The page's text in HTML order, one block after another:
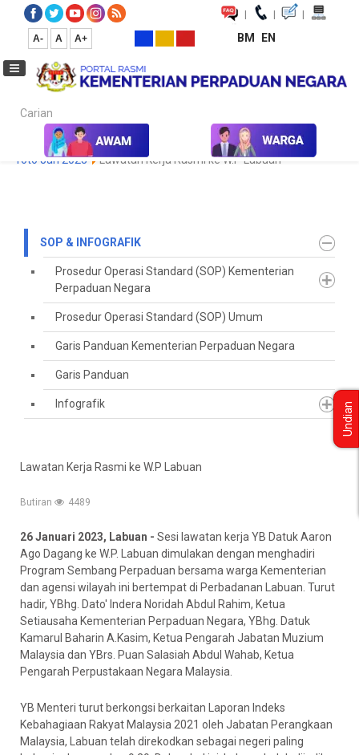
| | |
A- A A+ BM EN
Carian...
Laman Utama SOP & Infografik Koleksi Media
Galeri Foto
foto Jan 2023
Lawatan Kerja Rasmi ke W.P Labuan
SOP & INFOGRAFIK
Prosedur Operasi Standard (SOP) Kementerian
Perpaduan Negara
Prosedur Operasi Standard (SOP) Umum
Garis Panduan Kementerian Perpaduan Negara
Garis Panduan
Infografik
Lawatan Kerja Rasmi ke W.P Labuan
Butiran 4489
26 Januari 2023, Labuan - Sesi lawatan kerja YB Datuk Aaron
Ago Dagang ke W.P. Labuan dimulakan dengan menghadiri
Program Sembang Perpaduan bersama warga Kementerian
dan agensi wilayah ini bertempat di Perbadanan Labuan. Turut
hadir, YBhg. Dato' Indera Noridah Abdul Rahim, Ketua
Setiausaha Kementerian Perpaduan Negara, YBhg. Datuk
Kamarul Baharin A.Kasim, Ketua Pengarah Jabatan Muzium
Malaysia dan YBrs. Puan Salasiah Abdul Wahab, Ketua
Pengarah Perpustakaan Negara Malaysia.
YB Menteri turut berkongsi berkaitan Laporan Indeks
Kebahagiaan Rakyat Malaysia 2021 oleh Jabatan Perangkaan
Malaysia, Labuan telah direkodkan sebagai negeri paling
Undian